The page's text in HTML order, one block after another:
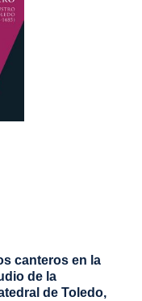
canteros en la
de la
de Toledo,